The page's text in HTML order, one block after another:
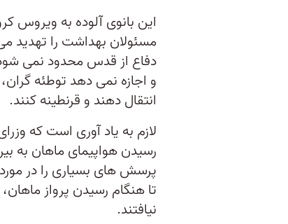
این بانوی آلوده به ویروس
مسئولان بهداشت را تهدید
دفاع از قدس محدود نمی شود
و اجازه نمی دهد توطئه
انتقال دهند و قرنطینه کنند.
لازم به یاد آوری است که
رسیدن هواپیمای ماهان به
پرسش های بسیاری را در
تا هنگام رسیدن پرواز
نیافتند.